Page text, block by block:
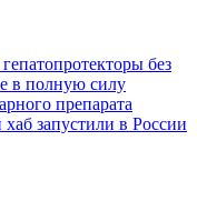
без
в полную силу
препарата
запустили в России